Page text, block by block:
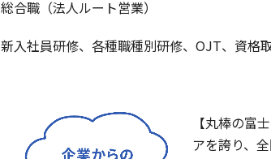
総合職（法人ルート営業）
新入社員研修、各種職種別研修、OJT、資格
【丸棒の富
アを誇り、